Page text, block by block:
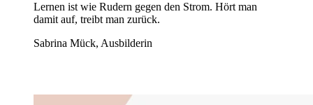
Lernen ist wie Rudern gegen den Strom. Hört man
damit auf, treibt man zurück.
Sabrina Mück, Ausbilderin